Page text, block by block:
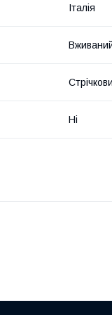
Італія
Ні